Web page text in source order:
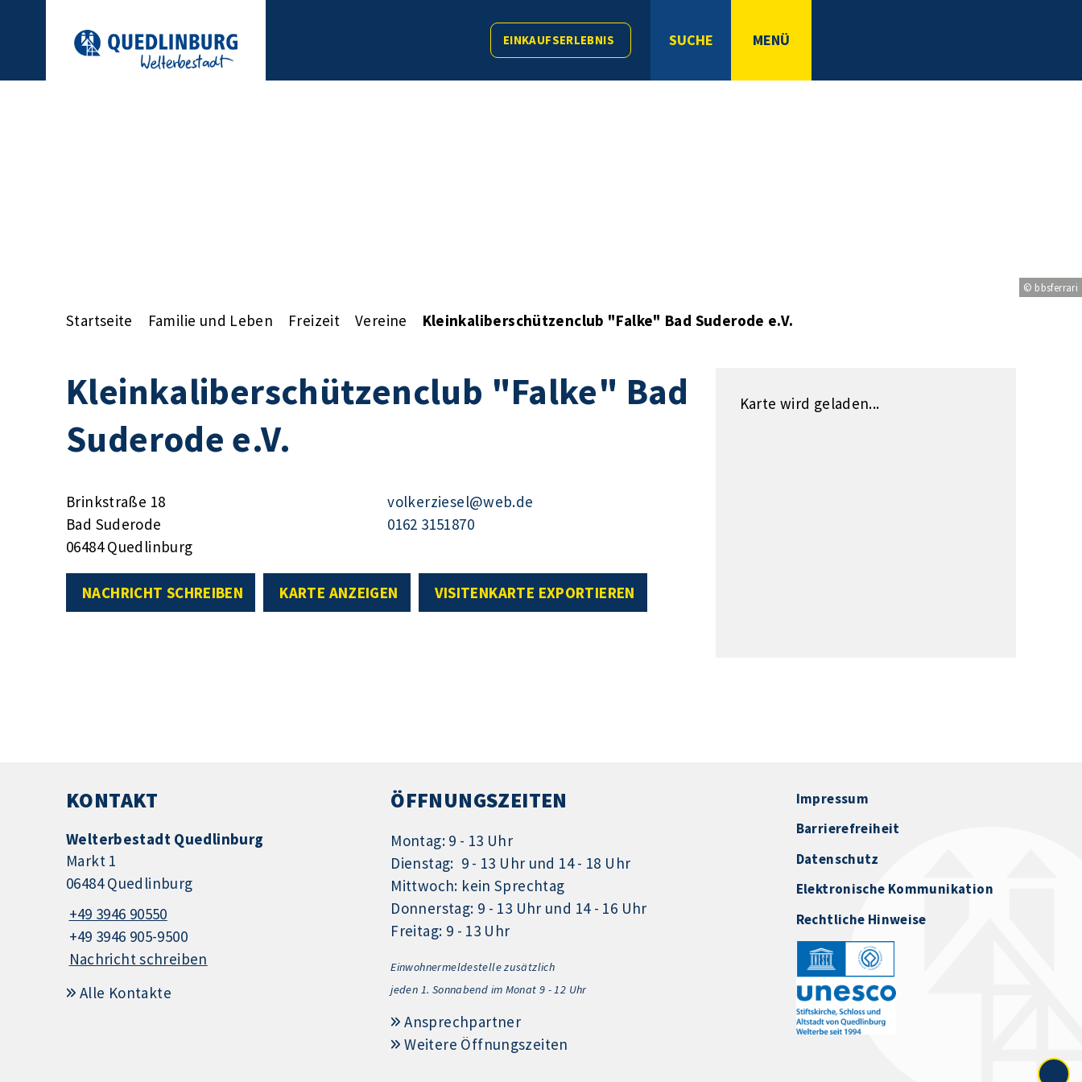
EINKAUFSERLEBNIS SUCHE MENÜ
© bbsferrari
Startseite Familie und Leben Freizeit Vereine Kleinkaliberschützenclub "Falke" Bad Suderode e.V.
Kleinkaliberschützenclub "Falke" Bad
Suderode e.V.
Brinkstraße 18
Bad Suderode
06484 Quedlinburg
volkerziesel@web.de
0162 3151870
NACHRICHT SCHREIBEN KARTE ANZEIGEN VISITENKARTE EXPORTIEREN
Karte wird geladen...
KONTAKT
Welterbestadt Quedlinburg
Markt 1
06484 Quedlinburg
+49 3946 90550
+49 3946 905-9500
Nachricht schreiben
Alle Kontakte
ÖFFNUNGSZEITEN
Montag: 9 - 13 Uhr
Dienstag: 9 - 13 Uhr und 14 - 18 Uhr
Mittwoch: kein Sprechtag
Donnerstag: 9 - 13 Uhr und 14 - 16 Uhr
Freitag: 9 - 13 Uhr
Einwohnermeldestelle zusätzlich
jeden 1. Sonnabend im Monat 9 - 12 Uhr
Ansprechpartner
Weitere Öffnungszeiten
Impressum
Barrierefreiheit
Datenschutz
Elektronische Kommunikation
Rechtliche Hinweise